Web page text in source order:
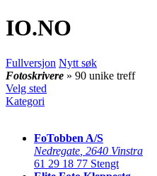
IO.NO
Fullversjon Nytt søk
Fotoskrivere » 90 unike treff
Velg sted
Kategori
FoTobben A/S
Nedregate 2640 Vinstra
61 29 18 77 Stengt